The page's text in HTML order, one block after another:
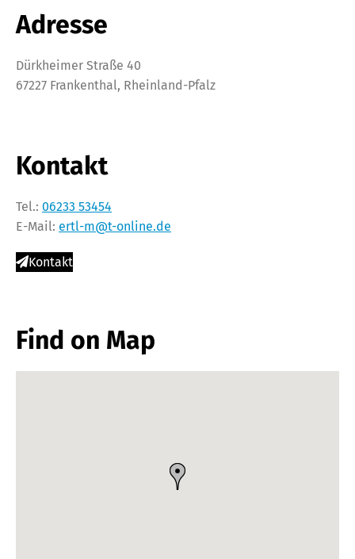
Adresse
Dürkheimer Straße 40
67227 Frankenthal, Rheinland-Pfalz
Kontakt
Tel.: 06233 53454
E-Mail: ertl-m@t-online.de
Kontakt
Find on Map